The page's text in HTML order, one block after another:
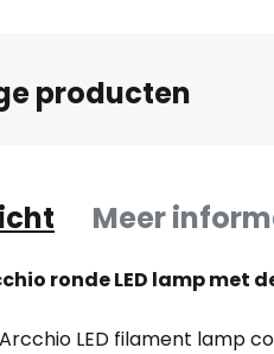
producten
Meer
ronde LED lamp met
LED filament lamp